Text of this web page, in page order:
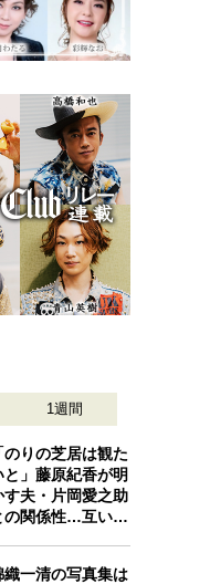
1週間
のりの芝居は観た
と」藤原紀香が明
す夫・片岡愛之助
の関係性…互い…
織一清の写真集は